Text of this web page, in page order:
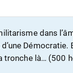
dans
tronche là… (500